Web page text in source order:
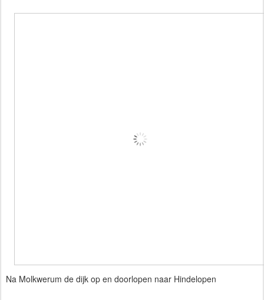
Na Molkwerum de dijk op en doorlopen naar Hindelopen